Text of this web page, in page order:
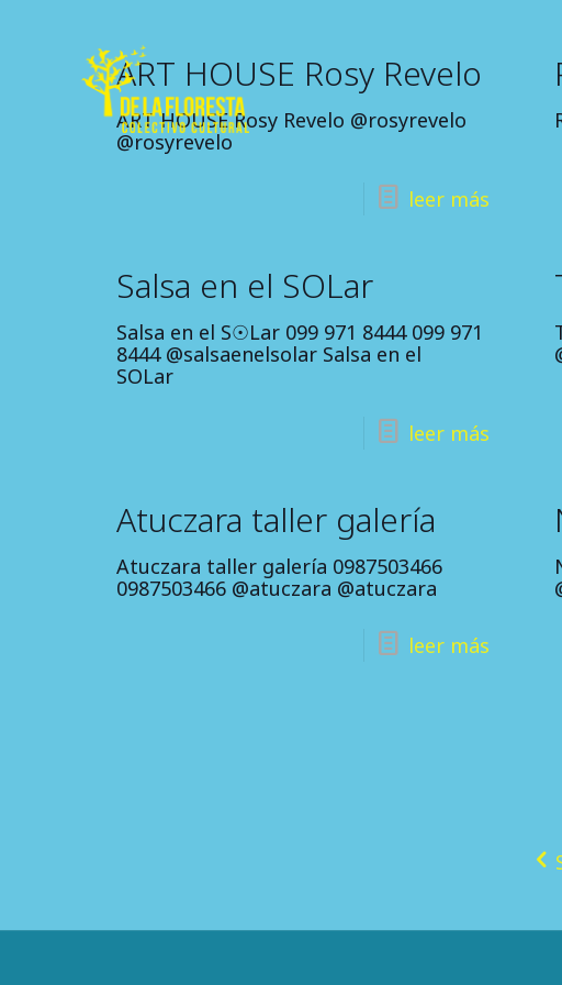
ART HOUSE Rosy Revelo
ART HOUSE Rosy Revelo @rosyrevelo
@rosyrevelo
leer más
Salsa en el SOLar
Salsa en el S☉Lar 099 971 8444 099 971
8444 @salsaenelsolar Salsa en el
SOLar
leer más
Atuczara taller galería
Atuczara taller galería 0987503466
0987503466 @atuczara @atuczara
leer más